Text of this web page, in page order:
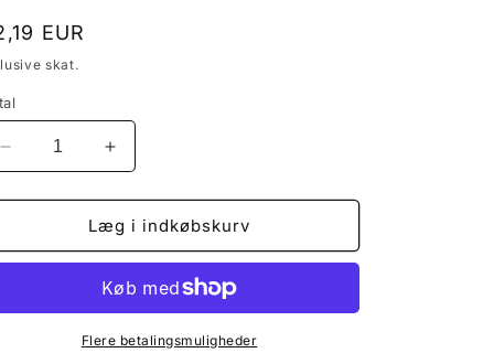
EUR
skat.
Reducer
antallet
for
45
i
Øg
antallet
for
Oplev
45
eksklusive
fyld
i
vores
Læg i indkøbskurv
Flere betalingsmuligheder